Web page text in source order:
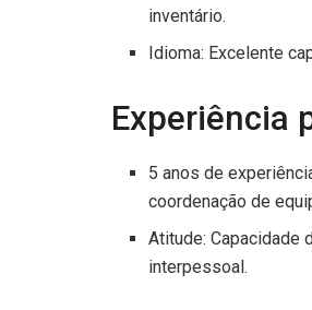
inventário.
Idioma: Excelente
Experiência
5 anos de
coordenação de
Atitude: Capacidade
interpessoal.